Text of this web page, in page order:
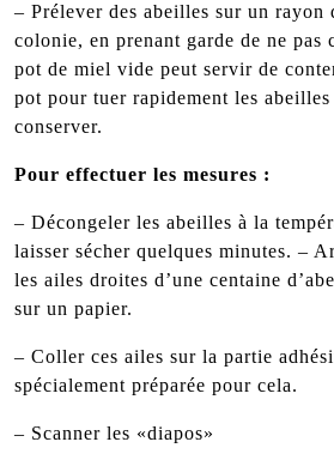
– Prélever des abeilles sur un rayon
colonie, en prenant garde de ne pas
pot de miel vide peut servir de
pot pour tuer rapidement les
conserver.
Pour effectuer les mesures :
– Décongeler les abeilles à la
laisser sécher quelques minutes. –
les ailes droites d’une centaine
sur un papier.
– Coller ces ailes sur la partie
spécialement préparée pour cela.
– Scanner les «diapos»